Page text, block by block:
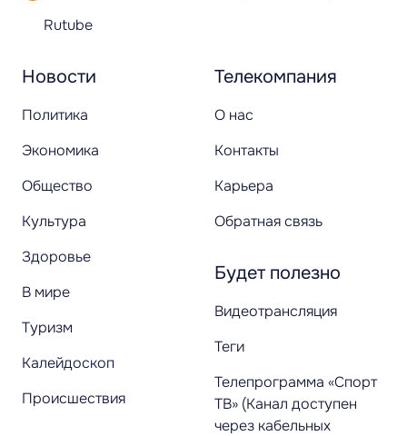
Новости
Политика
Экономика
Общество
Культура
Здоровье
В мире
Туризм
Калейдоскоп
Происшествия
Телекомпания
О нас
Контакты
Карьера
Обратная связь
Будет полезно
Видеотрансляция
Теги
Телепрограмма «Спорт
ТВ» (Канал доступен
через кабельных
Rutube